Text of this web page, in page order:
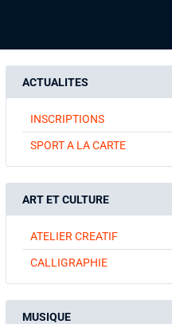
ACTUALITES
INSCRIPTIONS
SPORT A LA CARTE
ART ET CULTURE
ATELIER CREATIF
CALLIGRAPHIE
MUSIQUE